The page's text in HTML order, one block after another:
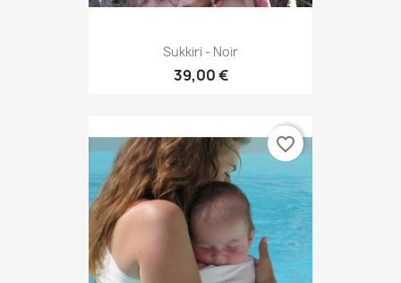
Sukkiri - Noir
39,00 €
favorite_border